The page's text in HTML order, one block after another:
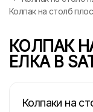
Колпак на столб
КОЛПАК
ЕЛКА В
Колпаки на